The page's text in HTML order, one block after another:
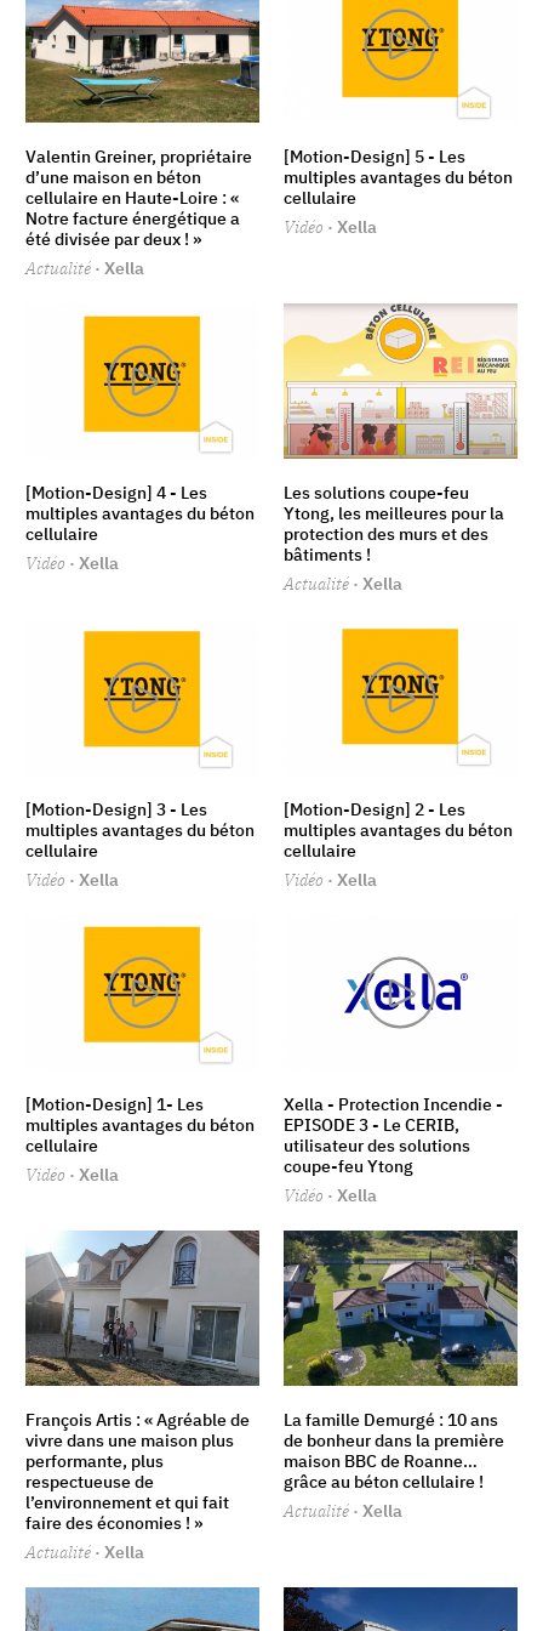
Valentin Greiner, propriétaire
d’une maison en béton
cellulaire en Haute-Loire : «
Notre facture énergétique a
été divisée par deux ! »
Actualité · Xella
[Motion-Design] 5 - Les
multiples avantages du béton
cellulaire
Vidéo · Xella
[Motion-Design] 4 - Les
multiples avantages du béton
cellulaire
Vidéo · Xella
Les solutions coupe-feu
Ytong, les meilleures pour la
protection des murs et des
bâtiments !
Actualité · Xella
[Motion-Design] 3 - Les
multiples avantages du béton
cellulaire
Vidéo · Xella
[Motion-Design] 2 - Les
multiples avantages du béton
cellulaire
Vidéo · Xella
[Motion-Design] 1- Les
multiples avantages du béton
cellulaire
Vidéo · Xella
Xella - Protection Incendie -
EPISODE 3 - Le CERIB,
utilisateur des solutions
coupe-feu Ytong
Vidéo · Xella
François Artis : « Agréable de
vivre dans une maison plus
performante, plus
respectueuse de
l’environnement et qui fait
faire des économies ! »
Actualité · Xella
La famille Demurgé : 10 ans
de bonheur dans la première
maison BBC de Roanne…
grâce au béton cellulaire !
Actualité · Xella